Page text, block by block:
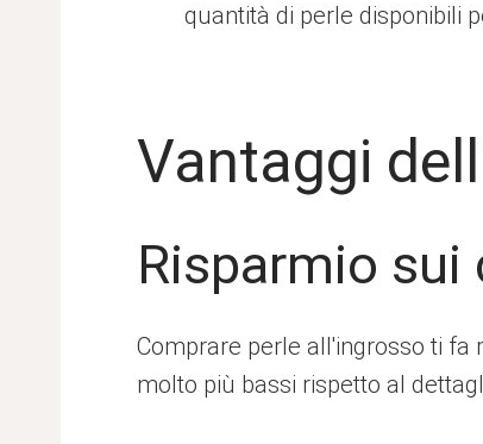
quantità di perle disponibili
Vantaggi
Risparmio
Comprare perle all'ingrosso ti fa
molto più bassi rispetto al